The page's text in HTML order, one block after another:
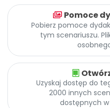
Archiwalne numery
Pomoc
PromocjePomoce
Pobierz pomoce
tym scenariuszu.
Uzyskaj dostęp do
2000 innych
dostępnych w